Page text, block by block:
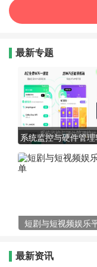
最新专题
系统监控与硬件管理
短剧与短视频娱乐
最新资讯